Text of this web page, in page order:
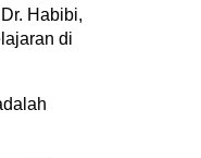
Habibi,
di